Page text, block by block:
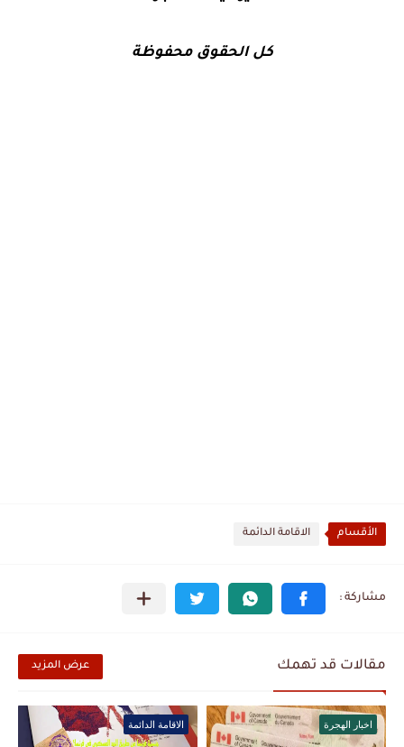
كل الحقوق محفوظة
الأقسام الاقامة الدائمة
مقالات قد تهمك عرض المزيد
اخبار الهجرة الاقامة الدائمة